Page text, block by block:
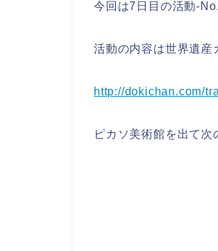
今回は7日目の活動-
活動の内容は世界遺産
http://dokichan.com/
ピカソ美術館を出て次